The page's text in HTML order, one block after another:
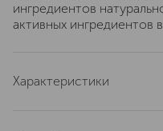
ингредиентов
активных ингредиентов
Характеристики